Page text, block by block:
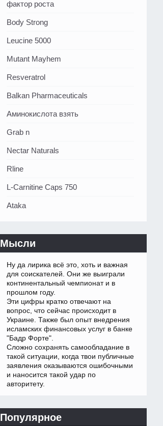
фактор роста
Body Strong
Leucine 5000
Mutant Mayhem
Resveratrol
Balkan Pharmaceuticals
Аминокислота взять
Grab n
Nectar Naturals
Rline
L-Carnitine Caps 750
Ataka
Мысли
Ну да лирика всё это, хоть и важная
для соискателей. Они же выиграли
континентальный чемпионат и в
прошлом году.
Эти цифры кратко отвечают на
вопрос, что сейчас происходит в
Украине. Также был опыт внедрения
исламских финансовых услуг в банке
"Бадр Форте".
Сложно сохранять самообладание в
такой ситуации, когда твои публичные
заявления оказываются ошибочными
и наносится такой удар по
авторитету.
Популярное